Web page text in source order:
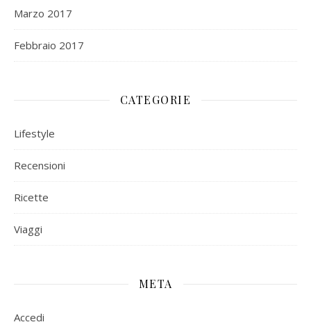
Marzo 2017
Febbraio 2017
CATEGORIE
Lifestyle
Recensioni
Ricette
Viaggi
META
Accedi